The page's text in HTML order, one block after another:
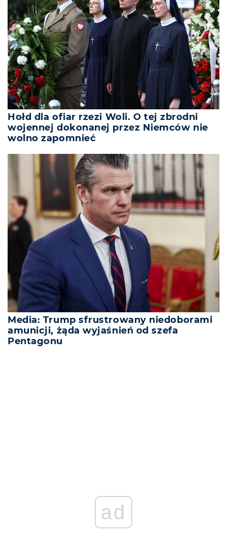
Hołd dla ofiar rzezi Woli. O tej zbrodni
wojennej dokonanej przez Niemców nie
wolno zapomnieć
Media: Trump sfrustrowany niedoborami
amunicji, żąda wyjaśnień od szefa
Pentagonu
ad